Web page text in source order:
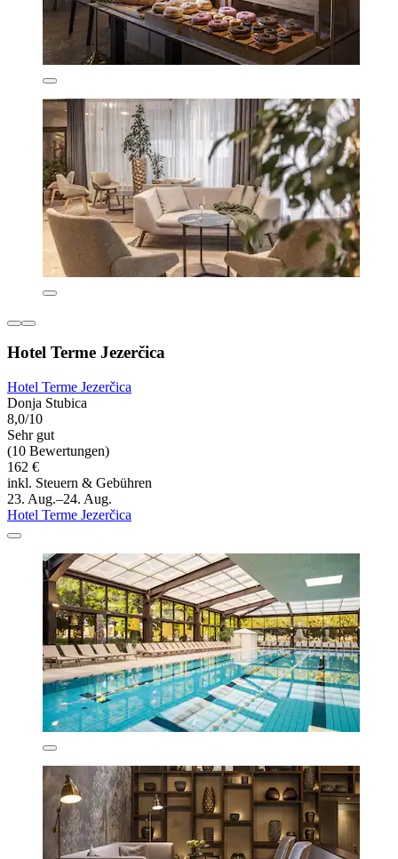
Hotel Terme Jezerčica
Hotel Terme Jezerčica
Donja Stubica
8,0/10
Sehr gut
(10 Bewertungen)
162 €
inkl. Steuern & Gebühren
23. Aug.–24. Aug.
Hotel Terme Jezerčica